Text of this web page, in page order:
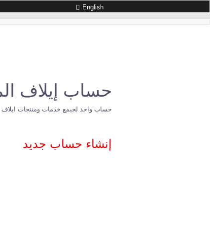
English
حساب إيلاف
حساب واحد لجيمع خدمات ومنتجات ايلاف
إنشاء حساب جديد